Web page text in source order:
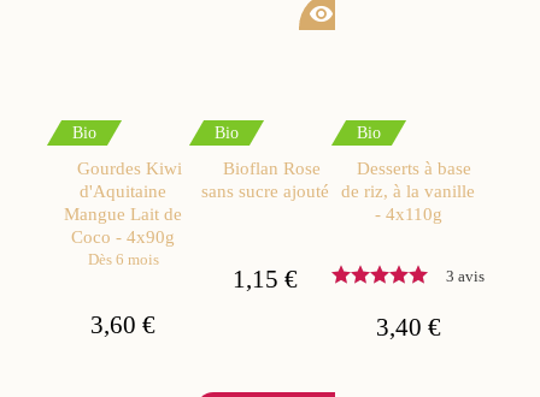
visibility
Bio
Gourdes Kiwi
d'Aquitaine
Mangue Lait de
Coco - 4x90g
Dès 6 mois
3,60 €
Bio
Bioflan Rose
sans sucre ajouté
1,15 €
Bio
Desserts à base
de riz, à la vanille
- 4x110g
3 avis
3,40 €